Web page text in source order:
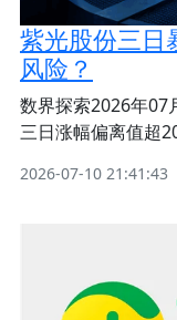
紫光股份三日
风险？
数界探索2026年07
三日涨幅偏离值超
2026-07-10 21:41:43